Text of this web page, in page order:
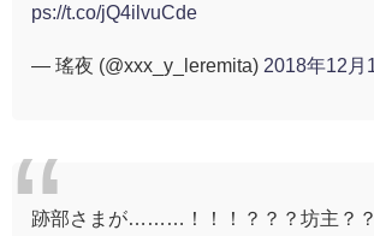
ps://t.co/jQ4ilvuCde
— 瑤夜 (@xxx_y_leremita) 2018年12月
跡部さまが………！！！？？？坊主？？